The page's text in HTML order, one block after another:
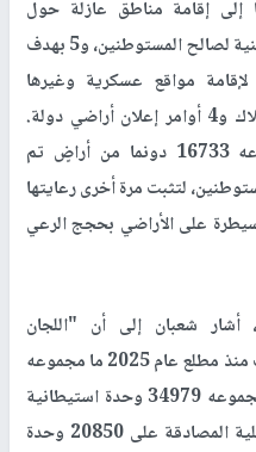
عسكرية أدى 24 منها إلى إقامة مناطق عازلة حول
المستوطنات، و52 بهدف شق طرق أمنية لصالح المستوطنين، و5 بهدف
إقامة أسيجة شائكة وجدران، و9 لإقامة مواقع عسكرية وغيرها
وتوسعتها، إضافة إلى 3 أوامر استملاك و4 أوامر إعلان أراضي دولة.
وألحقت ذلك بتخصيصها ما مجموعه 16733 دونما من أراضٍ تم
لتثبت مرة أخرى رعايتها
على الأراضي بحجج الرعي
شعبان إلى أن "اللجان
التخطيطية" لسلطات الاحتلال درست منذ مطلع عام 2025 ما مجموعه
265 مخططا هيكليا لغرض بناء ما مجموعه 34979 وحدة استيطانية
على مساحة 33448 دونما جرت عملية المصادقة على 20850 وحدة